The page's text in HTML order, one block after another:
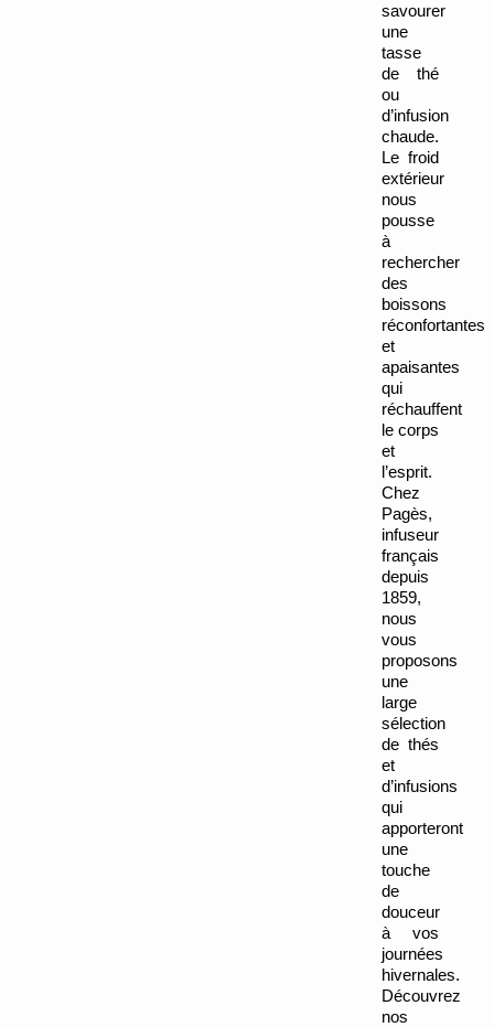
savourer
une
tasse
de thé
ou
d’infusion
chaude.
Le froid
extérieur
nous
pousse
à
rechercher
des
boissons
réconfortantes
et
apaisantes
qui
réchauffent
le corps
et
l’esprit.
Chez
Pagès,
infuseur
français
depuis
1859,
nous
vous
proposons
une
large
sélection
de thés
et
d’infusions
qui
apporteront
une
touche
de
douceur
à vos
journées
hivernales.
Découvrez
nos